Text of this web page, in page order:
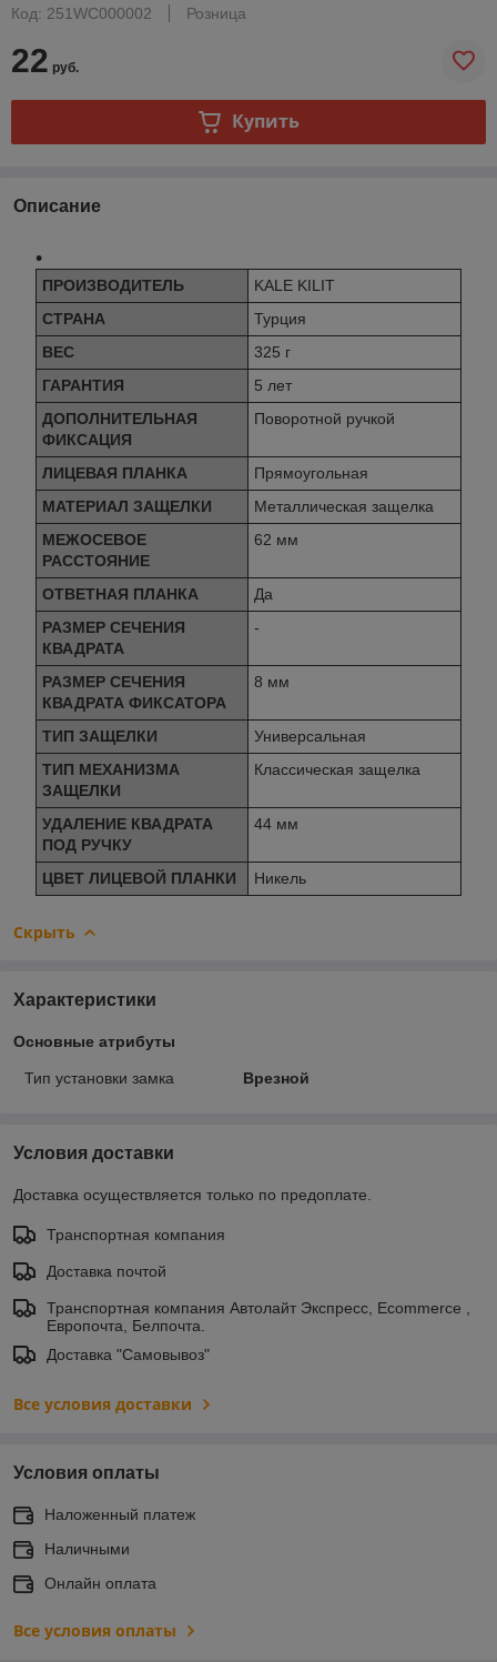
Код: 251WC000002
Розница
22 руб.
Купить
Описание
ПРОИЗВОДИТЕЛЬ
KALE KILIT
СТРАНА
Турция
ВЕС
325 г
ГАРАНТИЯ
5 лет
ДОПОЛНИТЕЛЬНАЯ
ФИКСАЦИЯ
Поворотной ручкой
ЛИЦЕВАЯ ПЛАНКА
Прямоугольная
МАТЕРИАЛ ЗАЩЕЛКИ
Металлическая защелка
МЕЖОСЕВОЕ
РАССТОЯНИЕ
62 мм
ОТВЕТНАЯ ПЛАНКА
Да
РАЗМЕР СЕЧЕНИЯ
КВАДРАТА
-
РАЗМЕР СЕЧЕНИЯ
КВАДРАТА ФИКСАТОРА
8 мм
ТИП ЗАЩЕЛКИ
Универсальная
ТИП МЕХАНИЗМА
ЗАЩЕЛКИ
Классическая защелка
УДАЛЕНИЕ КВАДРАТА
ПОД РУЧКУ
44 мм
ЦВЕТ ЛИЦЕВОЙ ПЛАНКИ Никель
Скрыть
Характеристики
Основные атрибуты
Тип установки замка Врезной
Условия доставки
Доставка осуществляется только по предоплате.
Транспортная компания
Доставка почтой
Транспортная компания Автолайт Экспресс, Ecommerce ,
Европочта, Белпочта.
Доставка "Самовывоз"
Все условия доставки
Условия оплаты
Наложенный платеж
Наличными
Онлайн оплата
Все условия оплаты